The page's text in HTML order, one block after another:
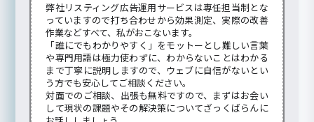
弊社リスティング広告運用サービスは専任担当制とな
っていますので打ち合わせから効果測定、実際の改善
作業などすべて、私がおこないます。
「誰にでもわかりやすく」をモットーとし難しい言葉
や専門用語は極力使わずに、わからないことはわかる
まで丁寧に説明しますので、ウェブに自信がないとい
う方でも安心してご相談ください。
対面でのご相談、出張も無料ですので、まずはお会い
して現状の課題やその解決策についてざっくばらんに